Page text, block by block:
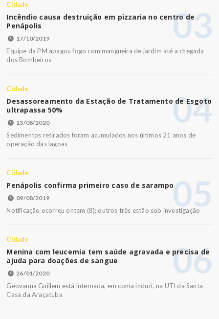
03
Cidade
Incêndio causa destruição em pizzaria no centro de
Penápolis
17/10/2019
Equipe da PM apagou fogo com mangueira de jardim até a chegada
dos Bombeiros
04
Cidade
Desassoreamento da Estação de Tratamento de Esgoto
ultrapassa 50%
13/08/2020
Sedimentos retirados foram acumulados nos últimos 21 anos de
operação das lagoas
05
Cidade
Penápolis confirma primeiro caso de sarampo
09/08/2019
Notificação ocorreu ontem (8); outros três estão sob investigação
06
Cidade
Menina com leucemia tem saúde agravada e precisa de
ajuda para doações de sangue
26/01/2020
Geovanna Guillem está internada, em coma induzi, na UTI da Santa
Casa da Araçatuba